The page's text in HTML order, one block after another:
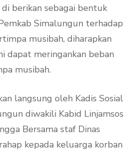
berikan sebagai bentuk
Simalungun terhadap
musibah, diharapkan
dapat meringankan beban
musibah.
langsung oleh Kadis Sosial
diwakili Kabid Linjamsos
Bersama staf Dinas
kepada keluarga korban